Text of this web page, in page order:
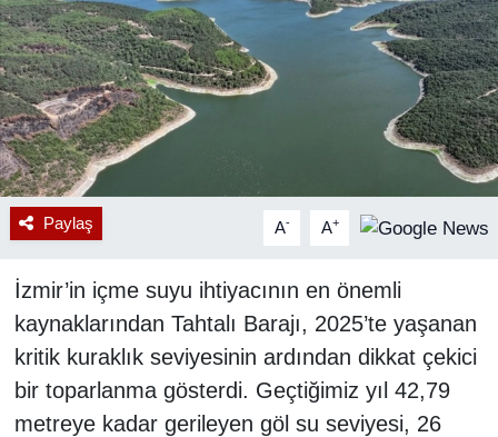
Paylaş A- A+
İzmir’in içme suyu ihtiyacının en önemli
kaynaklarından Tahtalı Barajı, 2025’te yaşanan
kritik kuraklık seviyesinin ardından dikkat çekici
bir toparlanma gösterdi. Geçtiğimiz yıl 42,79
metreye kadar gerileyen göl su seviyesi, 26